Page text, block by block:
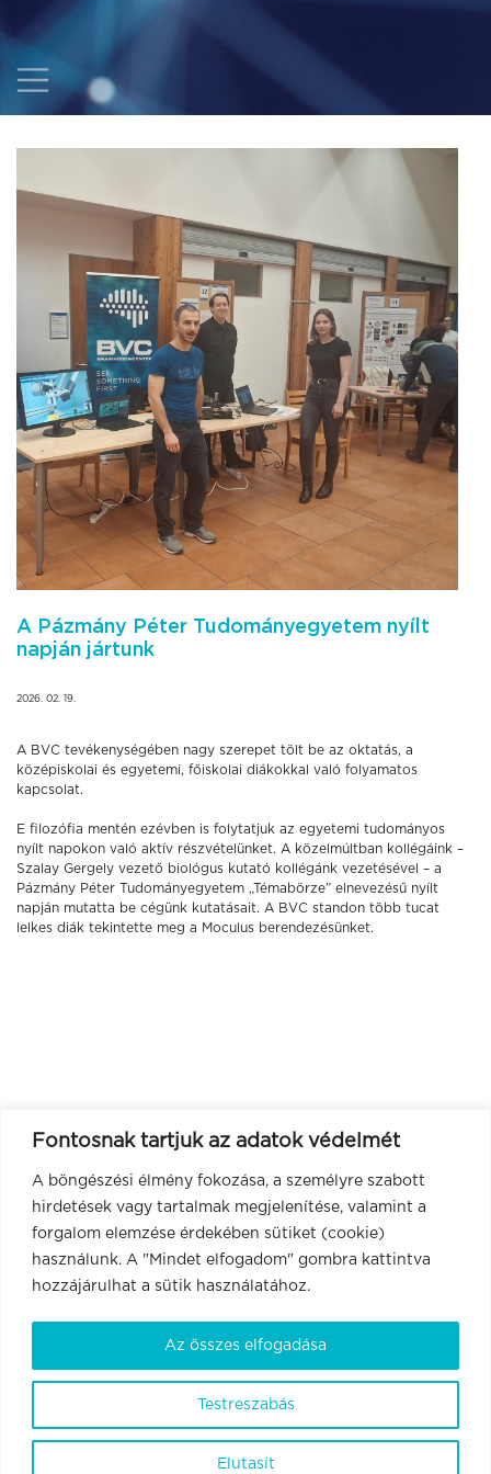
Fontosnak tartjuk az adatok védelmét
A böngészési élmény fokozása, a személyre szabott
hirdetések vagy tartalmak megjelenítése, valamint a
forgalom elemzése érdekében sütiket (cookie)
használunk. A "Mindet elfogadom" gombra kattintva
hozzájárulhat a sütik használatához.
Testreszabás
Elutasít
Az összes elfogadása
A Pázmány Péter Tudományegyetem nyílt
napján jártunk
2026. 02. 19.
A BVC tevékenységében nagy szerepet tölt be az oktatás, a
középiskolai és egyetemi, főiskolai diákokkal való folyamatos
kapcsolat.
E filozófia mentén ezévben is folytatjuk az egyetemi tudományos
nyílt napokon való aktív részvételünket. A közelmúltban kollégáink –
Szalay Gergely vezető biológus kutató kollégánk vezetésével – a
Pázmány Péter Tudományegyetem „Témabörze” elnevezésű nyílt
napján mutatta be cégünk kutatásait. A BVC standon több tucat
lelkes diák tekintette meg a Moculus berendezésünket.